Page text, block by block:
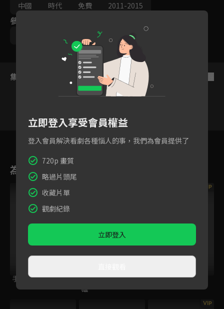
誘其上鈎，欲用其利。霍元甲滅惡人，被迫離鄉逃往天津港。霍元
甲為生存和天津港黑幫殊死搏鬥。佔領天津碼頭，欲共處平和，卻
無法生存，只好到天津衞開鏢局。但鏢局市場已被瓜分，三家各有
背景。老鏢局設盡法子將霍元甲擠出天津衞，並將其投進監獄置於
死地。霍元甲被迫出手，統一鏢局，威震四方。怎料，漕幫和青幫
中國
時代 免費 2011-2015
參與演員
寇振海
集數列表
30 31 32 33 34
為您推薦
手牽手
少林寺傳奇之東歸英
雄
VIP
家有囍事2009
VIP
立即登入享受會員權益
登入會員解決看劇各種惱人的事，我們為會員提供了
720p 畫質
略過片頭尾
收藏片單
觀劇紀錄
立即登入